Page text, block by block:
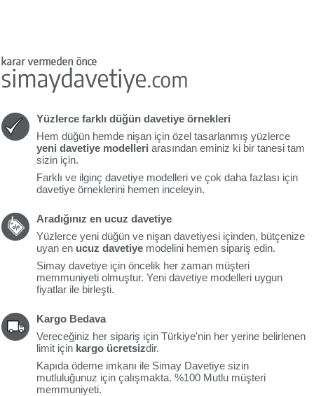
Yüzlerce farklı düğün davetiye örnekleri
Hem düğün hemde nişan için özel tasarlanmış yüzlerce
yeni davetiye modelleri arasından eminiz ki bir tanesi tam
sizin için.
Farklı ve ilginç davetiye modelleri ve çok daha fazlası için
davetiye örneklerini hemen inceleyin.
Aradığınız en ucuz davetiye
Yüzlerce yeni düğün ve nişan davetiyesi içinden, bütçenize
uyan en ucuz davetiye modelini hemen sipariş edin.
Simay davetiye için öncelik her zaman müşteri
memmuniyeti olmuştur. Yeni davetiye modelleri uygun
fiyatlar ile birleşti.
Kargo Bedava
Vereceğiniz her sipariş için Türkiye'nin her yerine belirlenen
limit için kargo ücretsizdir.
Kapıda ödeme imkanı ile Simay Davetiye sizin
mutluluğunuz için çalışmakta. %100 Mutlu müşteri
memmuniyeti.